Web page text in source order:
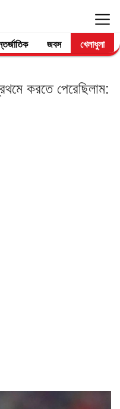
জবস খেলাধুলা
করতে পেরেছিলাম: